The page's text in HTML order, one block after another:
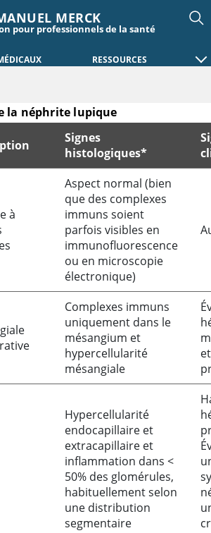
MERCK
pour professionnels de la santé
RESSOURCES
la néphrite lupique
lupique
Signes
histologiques*
à
Aspect normal (bien
que des complexes
immuns soient
parfois visibles en
immunofluorescence
ou en microscopie
électronique)
Complexes immuns
uniquement dans le
mésangium et
hypercellularité
mésangiale
Hypercellularité
endocapillaire et
extracapillaire et
inflammation dans <
50% des glomérules,
habituellement selon
une distribution
segmentaire